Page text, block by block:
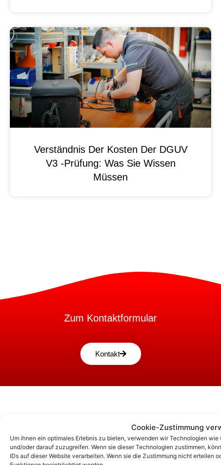
Cookie-Zustimmung
Um ihnen ein optimales Erlebnis zu bieten, verwenden wir Technologien
und/oder darauf zuzugreifen. Wenn sie dieser Technologien zustimmen,
IDs auf dieser Website verarbeiten. Wenn sie die Zustimmung nicht erteilen
Verständnis Der Kosten Der DGUV
V3 -Prüfung: Was Sie Wissen
Müssen
Zum Kontaktformular
Kontakt